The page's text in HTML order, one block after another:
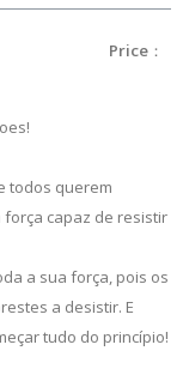
Price ：
todos querem
força capaz de resistir
a sua força, pois os
a desistir. E
tudo do princípio!